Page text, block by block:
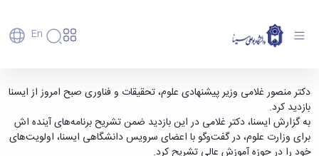
En
دانشگاه
تاریخچه
و
معرفی
برنامه
آموزش
پذیرش
کارشناسی
تحصیلات
تکمیلی
پژوهش
فناوری و
کارآفرینی
دفتر
دانشکده‌ها
پردیس
اصلی
رفاهی
رفاهی
اعضای
وزیر پیشنهادی علوم از ایسنا بازدید کرد - دانشگاه
بوعلی سینا همدان
دکتر منصور غلامی وزیر پیشنهادی علوم، تحقیقات و فناوری صبح امروز از ایسنا
بازدید کرد.
به گزارش ایسنا، دکتر غلامی در این بازدید ضمن تشریح برنامه‌های آینده اش
برای وزارت علوم، در گفت‌وگو با اعضای سرویس دانشگاهی ایسنا، اولویت‌های
خود را در حوزه آموزش عالی تشریح کرد.